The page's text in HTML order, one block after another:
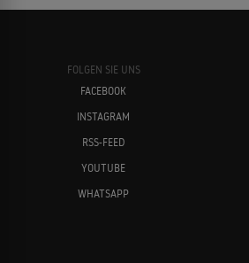
FOLGEN SIE UNS
FACEBOOK
INSTAGRAM
RSS-FEED
YOUTUBE
WHATSAPP